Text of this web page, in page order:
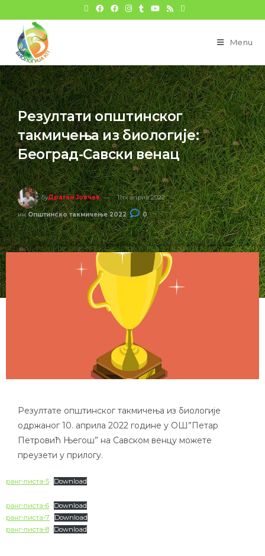
Menu
Резултати општинског
такмичења из биологије:
Београд-Савски венац
бyДраган Јовчев 11тх април 2022
ин Општинско такмичење 2022 0
Резултате општинског такмичења из биологије
одржаног 10. априла 2022 године у ОШ”Петар
Петровић Његош” на Савском венцу можете
преузети у прилогу.
ранг-листа-5 Download
ранг-листа-6
Download
ранг-листа-7
Download
ранг-листа-8
Download